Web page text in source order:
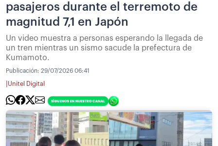
pasajeros durante el terremoto de
magnitud 7,1 en Japón
Un video muestra a personas esperando la llegada de
un tren mientras un sismo sacude la prefectura de
Kumamoto.
Publicación: 29/07/2026 06:41
Unitel Digital